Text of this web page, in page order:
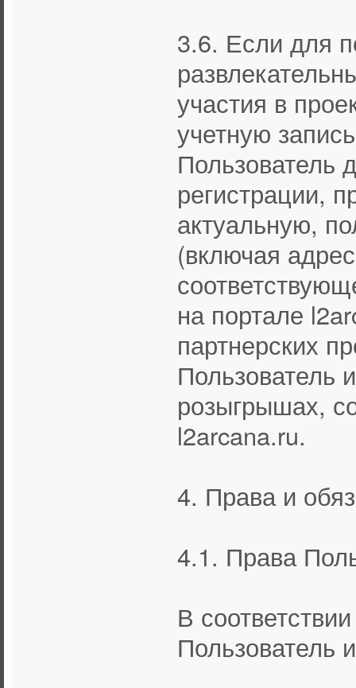
3.6. Если для
участия в
учетную
Пользователь
регистрации,
актуальную,
(включая
на портале
партнерских
Пользователь
розыгрышах,
l2arcana.ru.
4. Права и
4.1. Права
В
Пользователь